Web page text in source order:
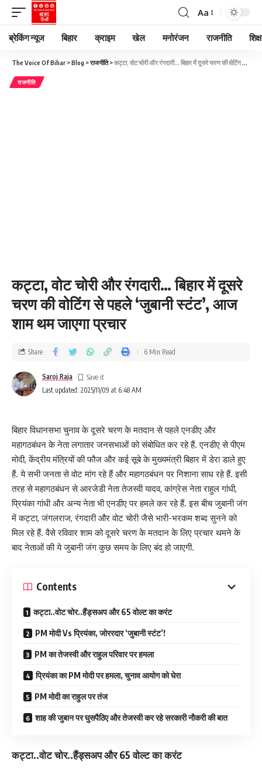
Aa
ब्रेकिंग न्यूज बिहार क्राइम खेल मनोरंजन राजनीति
The Voice Of Bihar >Blog >राजनीति>कट्टा, वोट चोरी और रंगदारी… बिहार में दूसरे चरण की वोटिंग से पहले ‘जुबानी स्टंट’, आज शाम थम जाएगा प्रचार
राजनीति
कट्टा, वोट चोरी और रंगदारी… बिहार में दूसरे
चरण की वोटिंग से पहले ‘जुबानी स्टंट’, आज
शाम थम जाएगा प्रचार
Last updated: 2025/11/09 at 6:48 AM
Saroj Raja
Share 6 Min Read
बिहार विधानसभा चुनाव के दूसरे चरण के मतदान से पहले एनडीए और
महागठबंधन के नेता लगातार जनसभाओं को संबोधित कर रहे हैं. एनडीए से पीएम
मोदी, केंद्रीय मंत्रियों की फौज और कई सूबे के मुख्यमंत्री बिहार में डेरा डाले हुए
हैं. ये सभी जनता से वोट मांग रहे हैं और महागठबंधन पर निशाना साध रहे हैं. इसी
तरह से महागठबंधन से आरजेडी नेता तेजस्वी यादव, कांग्रेस नेता राहुल गांधी,
प्रियंका गांधी और अन्य नेता भी एनडीए पर हमले कर रहे हैं. इस बीच जुबानी जंग
में कट्टा, जंगलराज, रंगदारी और वोट चोरी जैसे भारी-भरकम शब्द सुनने को
मिल रहे हैं. वैसे रविवार शाम को दूसरे चरण के मतदान के लिए प्रचार थमने के
बाद नेताओं की ये जुबानी जंग कुछ समय के लिए बंद हो जाएगी.
Contents
कट्टा..वोट चोर..हैंड्सअप और 65 वोल्ट का करंट
PM मोदी Vs प्रियंका, जोररदार ‘जुबानी स्टंट’!
PM का तेजस्वी और राहुल परिवार पर हमला
प्रियंका का PM मोदी पर हमला, चुनाव आयोग को घेरा
PM मोदी का राहुल पर तंज
शाह की जुबान पर घुसपैठिए और तेजस्वी कर रहे सरकारी नौकरी की बात
कट्टा..वोट चोर..हैंड्सअप और 65 वोल्ट का करंट